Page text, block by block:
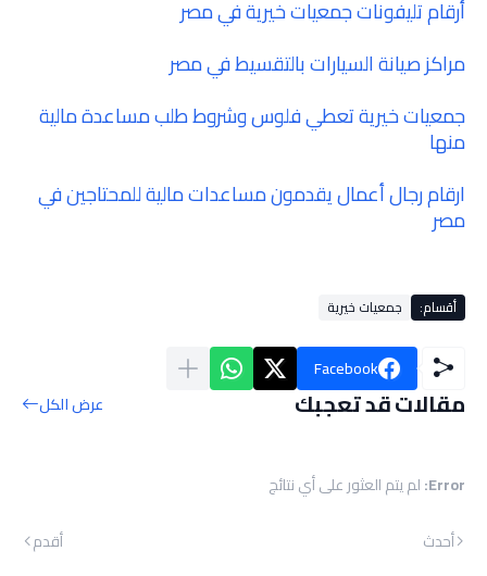
أرقام تليفونات جمعيات خيرية في مصر
مراكز صيانة السيارات بالتقسيط في مصر
جمعيات خيرية تعطي فلوس وشروط طلب مساعدة مالية
منها
ارقام رجال أعمال يقدمون مساعدات مالية للمحتاجين في
مصر
أقسام: جمعيات خيرية
Facebook
مقالات قد تعجبك عرض الكل
Error: لم يتم العثور على أي نتائج
أحدث
أقدم